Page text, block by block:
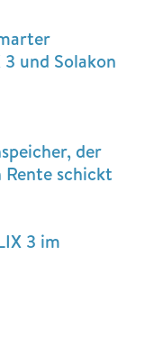
und Solakon
der
schickt
3 im